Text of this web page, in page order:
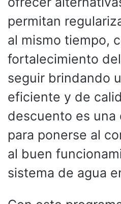
permitan
al mismo tiempo,
fortalecimiento
seguir brindando
eficiente y de
descuento es una
para ponerse al
al buen
sistema de agua